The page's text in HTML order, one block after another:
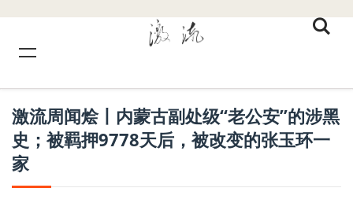
激流周闻烩丨内蒙古副处级“老公安”的涉黑
史；被羁押9778天后，被改变的张玉环一
家